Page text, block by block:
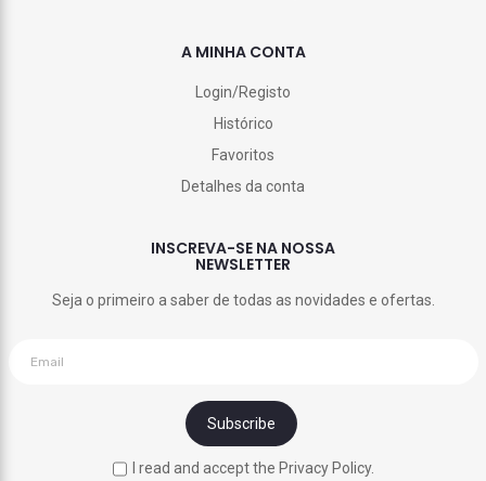
A MINHA CONTA
Login/Registo
Histórico
Favoritos
Detalhes da conta
INSCREVA-SE NA NOSSA
NEWSLETTER
Seja o primeiro a saber de todas as novidades e ofertas.
I read and accept the Privacy Policy.